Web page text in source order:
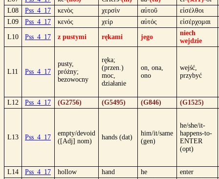
L08
Pss_4_17 κενὸς χερσὶν αὐτοῦ
εἰσέλθοι
L09
Pss_4_17 κενός χείρ αὐτός εἰσέρχομαι
L10 Pss_4_17 z pustymi rękami jego
niech
wejdzie
L11 Pss_4_17
pusty,
próżny;
bezowocny
ręka;
(przen.)
moc,
działanie
on, ona,
ono
wejść,
przybyć
L12 Pss_4_17 (G2756) (G5495) (G846) (G1525)
L13 Pss_4_17
empty/devoid
([Adj] nom)
hands (dat)
him/it/same
(gen)
he/she/it-
happens-to-
ENTER
(opt)
L14 Pss_4_17 hollow hand he
enter